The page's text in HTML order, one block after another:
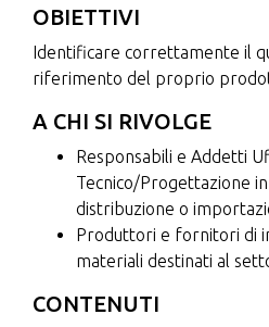
OBIETTIVI
Identificare correttamente il
riferimento del proprio
A CHI SI RIVOLGE
Responsabili e Addetti
Tecnico/Progettazione
distribuzione o
Produttori e fornitori di
materiali destinati al
CONTENUTI